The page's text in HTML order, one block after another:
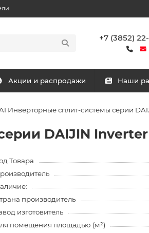
+7 (3852)
Акции и распродажи Наши
Инверторные сплит-системы серии
DAIJIN Inverter
Товара
производитель
изготовитель
помещения площадью (м²)